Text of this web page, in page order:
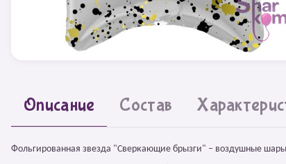
Описание Состав
Фольгированная звезда "Сверкающие брызги" – воздушные